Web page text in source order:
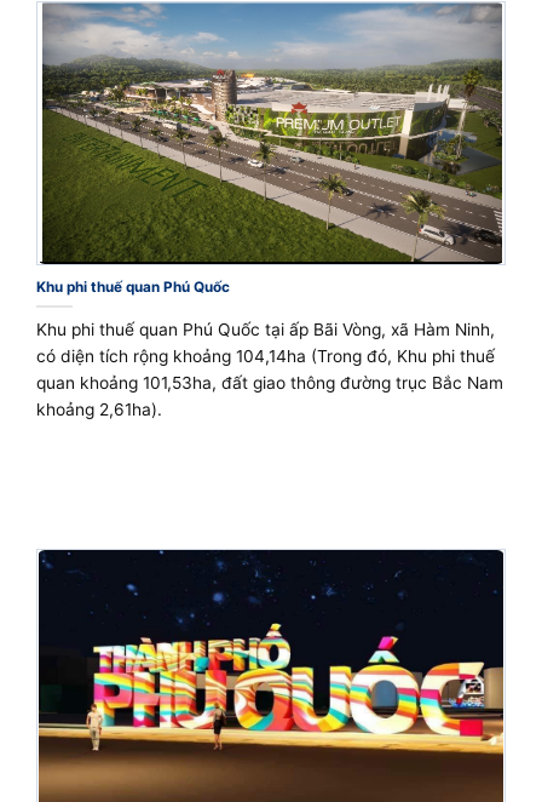
Khu phi thuế quan Phú Quốc
Khu phi thuế quan Phú Quốc tại ấp Bãi Vòng, xã Hàm Ninh,
có diện tích rộng khoảng 104,14ha (Trong đó, Khu phi thuế
quan khoảng 101,53ha, đất giao thông đường trục Bắc Nam
khoảng 2,61ha).